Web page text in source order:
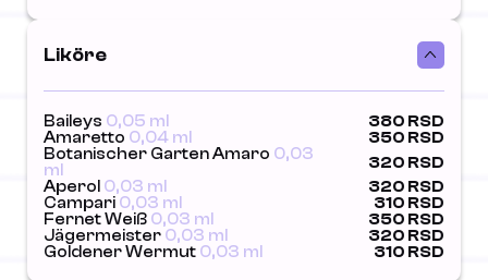
Liköre
Baileys 0,05 ml
380 RSD
Amaretto 0,04 ml
350 RSD
Botanischer Garten Amaro 0,03
ml
320 RSD
Aperol 0,03 ml
320 RSD
Campari 0,03 ml
310 RSD
Fernet Weiß 0,03 ml
350 RSD
Jägermeister 0,03 ml
320 RSD
Goldener Wermut 0,03 ml 310 RSD